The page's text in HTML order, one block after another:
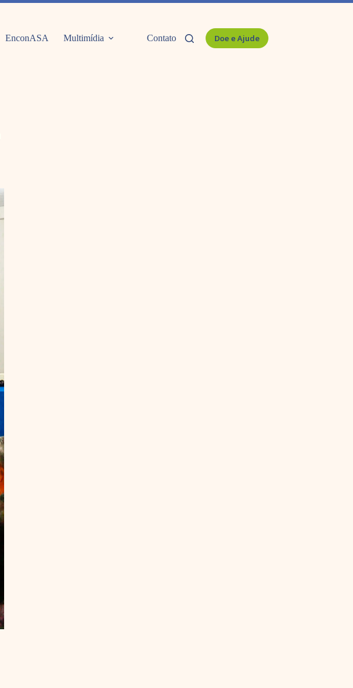
EnconASA Multimídia Contato Doe e Ajude